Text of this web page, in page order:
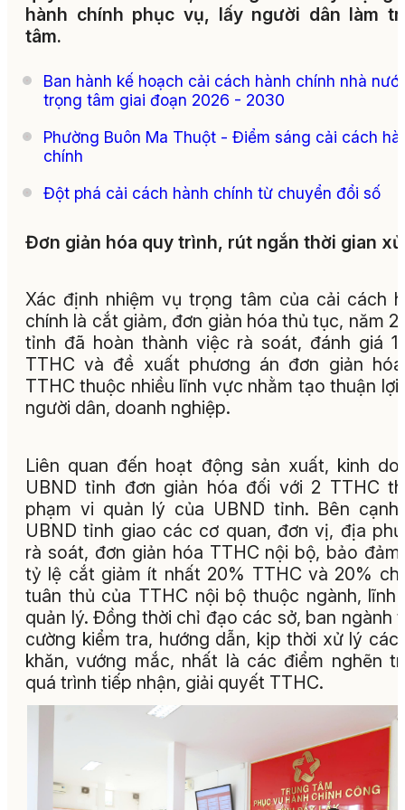
hành chính phục vụ, lấy người dân làm
tâm.
Ban hành kế hoạch cải cách hành chính nhà
trọng tâm giai đoạn 2026 - 2030
Phường Buôn Ma Thuột - Điểm sáng cải cách
chính
Đột phá cải cách hành chính từ chuyển đổi số
Đơn giản hóa quy trình, rút ngắn thời gian
Xác định nhiệm vụ trọng tâm của cải cách
chính là cắt giảm, đơn giản hóa thủ tục, năm
tỉnh đã hoàn thành việc rà soát, đánh giá
TTHC và đề xuất phương án đơn giản
TTHC thuộc nhiều lĩnh vực nhằm tạo thuận lợi
người dân, doanh nghiệp.
Liên quan đến hoạt động sản xuất, kinh
UBND tỉnh đơn giản hóa đối với 2 TTHC
phạm vi quản lý của UBND tỉnh. Bên cạnh
UBND tỉnh giao các cơ quan, đơn vị, địa
rà soát, đơn giản hóa TTHC nội bộ, bảo
tỷ lệ cắt giảm ít nhất 20% TTHC và 20%
tuân thủ của TTHC nội bộ thuộc ngành, lĩnh
quản lý. Đồng thời chỉ đạo các sở, ban ngành
cường kiểm tra, hướng dẫn, kịp thời xử lý các
khăn, vướng mắc, nhất là các điểm nghẽn
quá trình tiếp nhận, giải quyết TTHC.